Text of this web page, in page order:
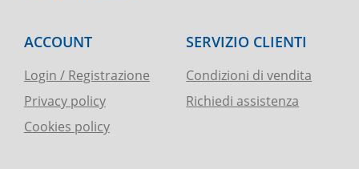
ACCOUNT
Login / Registrazione
Privacy policy
Cookies policy
SERVIZIO CLIENTI
Condizioni di vendita
Richiedi assistenza